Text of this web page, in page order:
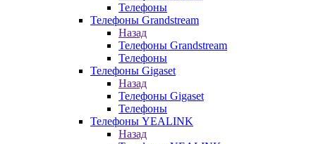
Телефоны
Телефоны Grandstream
Назад
Телефоны Grandstream
Телефоны
Телефоны Gigaset
Назад
Телефоны Gigaset
Телефоны
Телефоны YEALINK
Назад